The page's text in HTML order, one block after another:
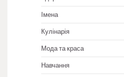
Імена
Кулінарія
Мода та краса
Навчання